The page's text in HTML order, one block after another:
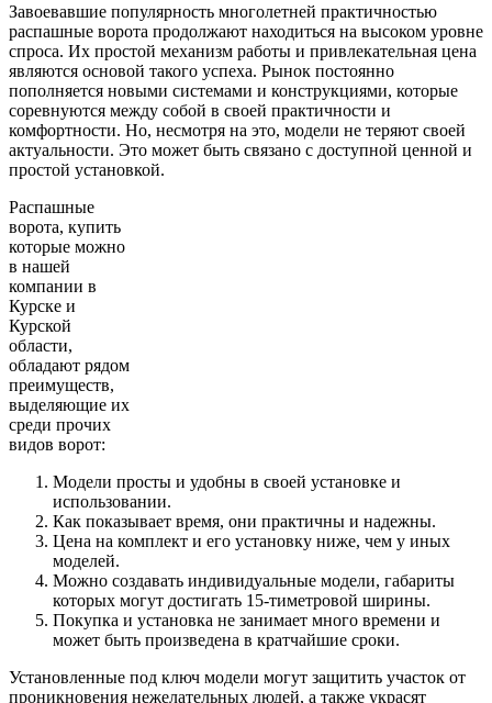
Завоевавшие популярность многолетней практичностью
распашные ворота продолжают находиться на высоком уровне
спроса. Их простой механизм работы и привлекательная цена
являются основой такого успеха. Рынок постоянно
пополняется новыми системами и конструкциями, которые
соревнуются между собой в своей практичности и
комфортности. Но, несмотря на это, модели не теряют своей
актуальности. Это может быть связано с доступной ценной и
простой установкой.
Распашные
ворота, купить
которые можно
в нашей
компании в
Курске и
Курской
области,
обладают рядом
преимуществ,
выделяющие их
среди прочих
видов ворот:
Модели просты и удобны в своей установке и
использовании.
Как показывает время, они практичны и надежны.
Цена на комплект и его установку ниже, чем у иных
моделей.
Можно создавать индивидуальные модели, габариты
которых могут достигать 15-тиметровой ширины.
Покупка и установка не занимает много времени и
может быть произведена в кратчайшие сроки.
Установленные под ключ модели могут защитить участок от
проникновения нежелательных людей, а также украсят